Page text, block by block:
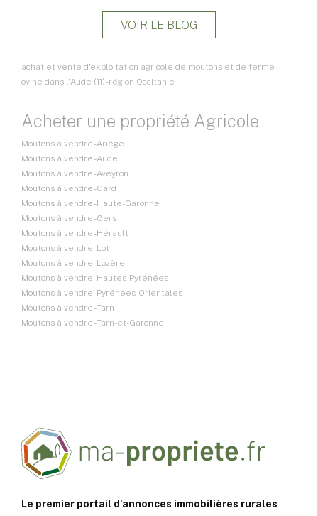
VOIR LE BLOG
achat et vente d'exploitation agricole de moutons et de ferme
ovine dans l'Aude (11) - région Occitanie
Acheter une propriété Agricole
Moutons à vendre - Ariège
Moutons à vendre - Aude
Moutons à vendre - Aveyron
Moutons à vendre - Gard
Moutons à vendre - Haute-Garonne
Moutons à vendre - Gers
Moutons à vendre - Hérault
Moutons à vendre - Lot
Moutons à vendre - Lozère
Moutons à vendre - Hautes-Pyrénées
Moutons à vendre - Pyrénées-Orientales
Moutons à vendre - Tarn
Moutons à vendre - Tarn-et-Garonne
Le premier portail d'annonces immobilières rurales